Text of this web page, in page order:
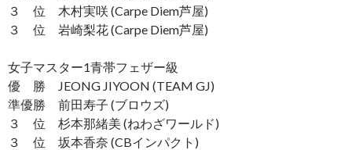
３ 位 木村実咲 (Carpe Diem芦屋)
３ 位 岩崎梨花 (Carpe Diem芦屋)
女子マスター1青帯フェザー級
優 勝 JEONG JIYOON (TEAM GJ)
準優勝 前田寿子 (ブロウズ)
３ 位 杉本那緒美 (ねわざワールド)
３ 位 坂本香奈 (CBインパクト)